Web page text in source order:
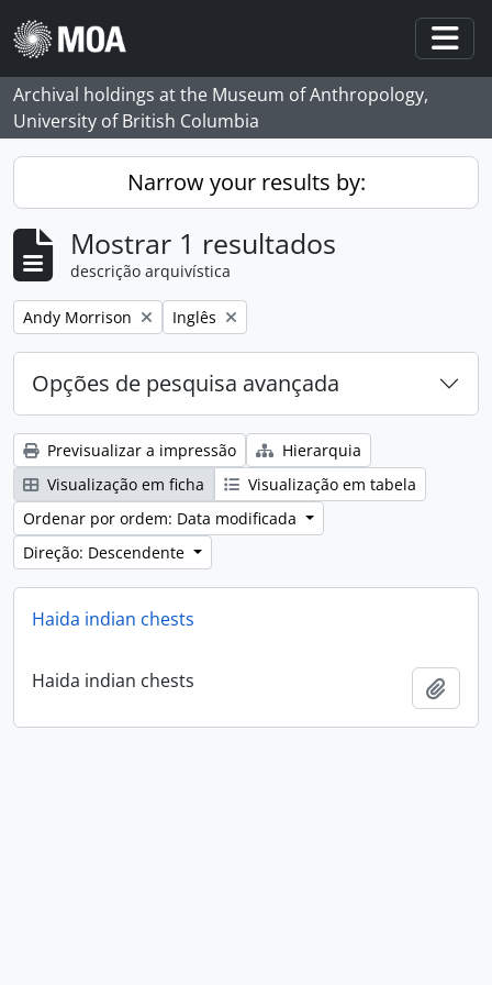
Skip to main content
Archival holdings at the Museum of Anthropology,
University of British Columbia
Narrow your results by:
Mostrar 1 resultados
descrição arquivística
Remove filter:
Andy Morrison Remove filter:
Inglês
Opções de pesquisa avançada
Previsualizar a impressão
Hierarquia
Visualização em ficha
Visualização em tabela
Ordenar por ordem: Data modificada
Direção: Descendente
Haida indian chests
Haida indian chests